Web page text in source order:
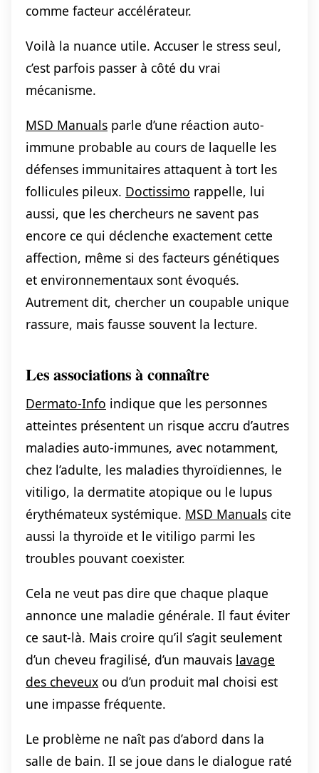
comme facteur accélérateur.
Voilà la nuance utile. Accuser le stress seul,
c’est parfois passer à côté du vrai
mécanisme.
MSD Manuals parle d’une réaction auto-
immune probable au cours de laquelle les
défenses immunitaires attaquent à tort les
follicules pileux. Doctissimo rappelle, lui
aussi, que les chercheurs ne savent pas
encore ce qui déclenche exactement cette
affection, même si des facteurs génétiques
et environnementaux sont évoqués.
Autrement dit, chercher un coupable unique
rassure, mais fausse souvent la lecture.
Les associations à connaître
Dermato-Info indique que les personnes
atteintes présentent un risque accru d’autres
maladies auto-immunes, avec notamment,
chez l’adulte, les maladies thyroïdiennes, le
vitiligo, la dermatite atopique ou le lupus
érythémateux systémique. MSD Manuals cite
aussi la thyroïde et le vitiligo parmi les
troubles pouvant coexister.
Cela ne veut pas dire que chaque plaque
annonce une maladie générale. Il faut éviter
ce saut-là. Mais croire qu’il s’agit seulement
d’un cheveu fragilisé, d’un mauvais lavage
des cheveux ou d’un produit mal choisi est
une impasse fréquente.
Le problème ne naît pas d’abord dans la
salle de bain. Il se joue dans le dialogue raté